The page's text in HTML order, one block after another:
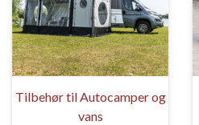
Tilbehør til Autocamper og
vans